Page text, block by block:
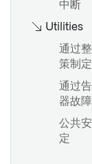
中断
Utilities
通过
策制定
通过
器故障
公共
定